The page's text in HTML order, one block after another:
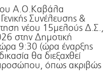
του Α.Ο.Καβάλα
Συνέλευσης &
νέου 15μελούς Δ.Σ.,
στην Δημοτική
9:30 (ώρα έναρξης
θα διεξαχθεί
όπως ακριβώς